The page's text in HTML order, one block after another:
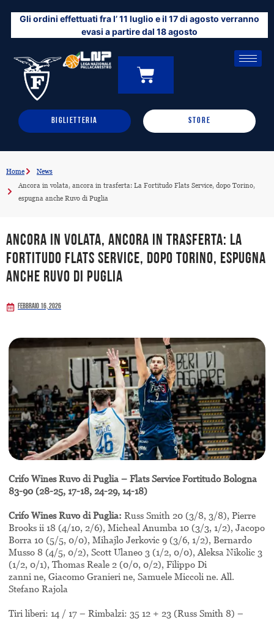
contenuto
Gli ordini effettuati fra l’ 11 luglio e il 17 di agosto verranno
evasi a partire dal 18 agosto
0
CARRELLO
BIGLIETTERIA STORE
Home
News
Ancora in volata, ancora in trasferta: La Fortitudo Flats Service, dopo Torino,
espugna anche Ruvo di Puglia
Ancora in volata, ancora in trasferta: La
Fortitudo Flats Service, dopo Torino, espugna
anche Ruvo di Puglia
Febbraio 16, 2026
Crifo Wines Ruvo di Puglia – Flats Service Fortitudo Bologna
83-90 (28-25, 17-18, 24-29, 14-18)
Crifo Wines Ruvo di Puglia: Russ Smith 20 (3/8, 3/8), Pierre
Brooks ii 18 (4/10, 2/6), Micheal Anumba 10 (3/3, 1/2), Jacopo
Borra 10 (5/5, 0/0), Mihajlo Jerkovic 9 (3/6, 1/2), Bernardo
Musso 8 (4/5, 0/2), Scott Ulaneo 3 (1/2, 0/0), Aleksa Nikolic 3
(1/2, 0/1), Thomas Reale 2 (0/0, 0/2), Filippo Di
zanni ne, Giacomo Granieri ne, Samuele Miccoli ne. All.
Stefano Rajola
Tiri liberi: 14 / 17 – Rimbalzi: 35 12 + 23 (Russ Smith 8) –